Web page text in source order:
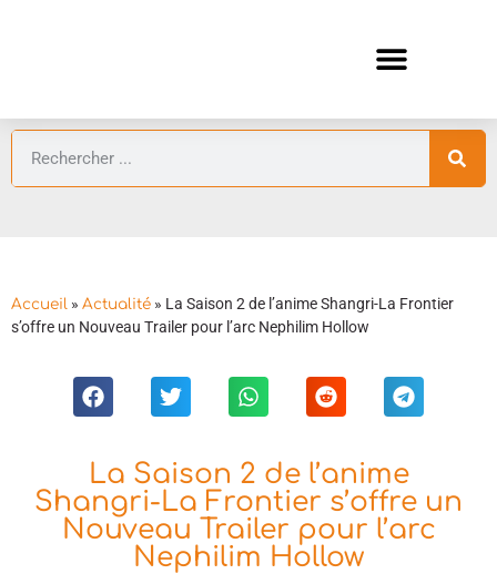
Accueil » Actualité » La Saison 2 de l’anime Shangri-La Frontier
s’offre un Nouveau Trailer pour l’arc Nephilim Hollow
La Saison 2 de l’anime
Shangri-La Frontier s’offre un
Nouveau Trailer pour l’arc
Nephilim Hollow